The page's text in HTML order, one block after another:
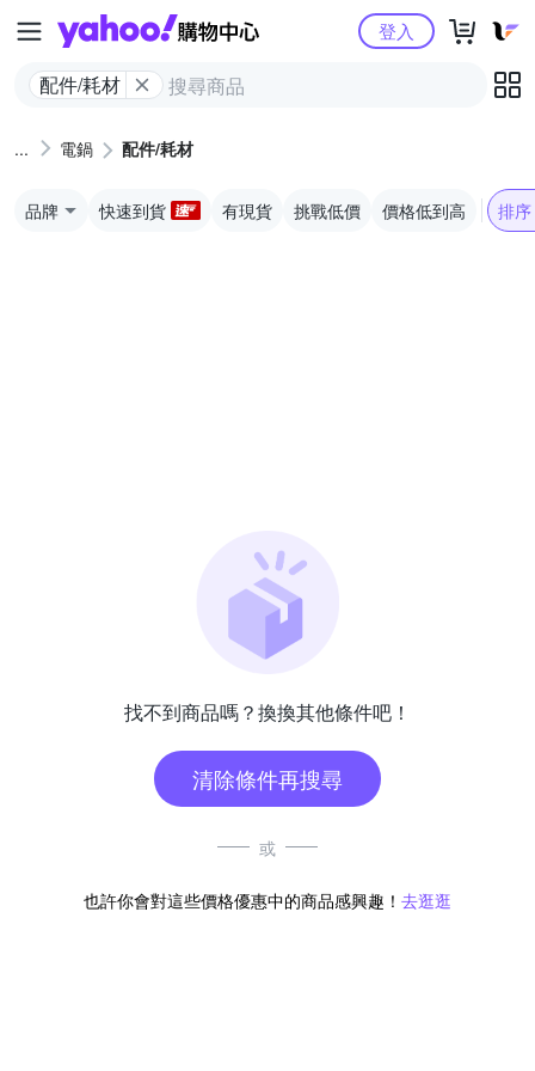
Yahoo購物中心
配件/耗材
登入
電鍋 配件/耗材
品牌 快速到貨 有現貨 挑戰低價 價格低到高 排序
找不到商品嗎？換換其他條件吧！
清除條件再搜尋
或
也許你會對這些價格優惠中的商品感興趣！ 去逛逛